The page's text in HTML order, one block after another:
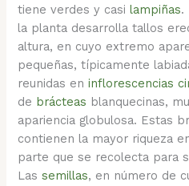
tiene verdes y casilampiñas.
la planta desarrolla tallos
altura, en cuyo extremo
pequeñas, típicamente
reunidas eninflorescencias
de brácteas blanquecinas,
apariencia globulosa. Estas
contienen la mayor riqueza
parte que se recolecta para
Lassemillas, en número de